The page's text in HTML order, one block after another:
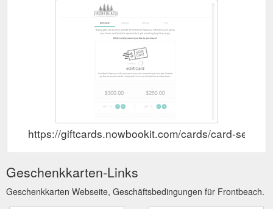
https://giftcards.nowbookit.com/cards/card-
Geschenkkarten-Links
Geschenkkarten Webseite, Geschäftsbedingungen für Frontbeach.